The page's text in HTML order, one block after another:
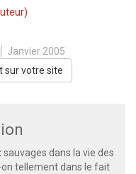
Janvier 2005
sur votre site
dans la vie des
tellement dans le fait